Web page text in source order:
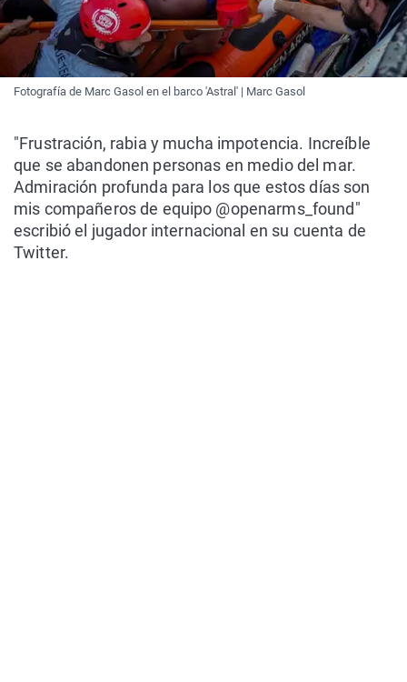
Fotografía de Marc Gasol en el barco 'Astral' | Marc Gasol
"Frustración, rabia y mucha impotencia. Increíble
que se abandonen personas en medio del mar.
Admiración profunda para los que estos días son
mis compañeros de equipo @openarms_found"
escribió el jugador internacional en su cuenta de
Twitter.